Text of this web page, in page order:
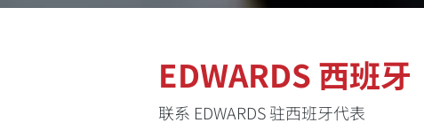
EDWARDS 西班牙
联系 EDWARDS 驻西班牙代表